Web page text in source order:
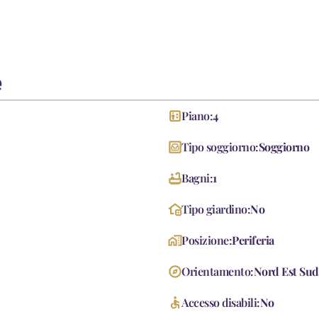
elevatorPiano:4
livingTipo soggiorno:Soggiorno
bathtubBagni:1
home_and_gardenTipo giardino:No
home_workPosizione:Periferia
exploreOrientamento:Nord Est Sud
accessibleAccesso disabili:No